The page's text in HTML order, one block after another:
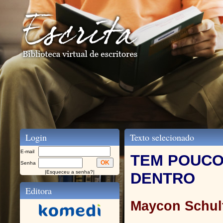
Login
E-mail
Senha
|Esqueceu a senha?|
Editora
Texto selecionado
TEM
DENTRO
Maycon